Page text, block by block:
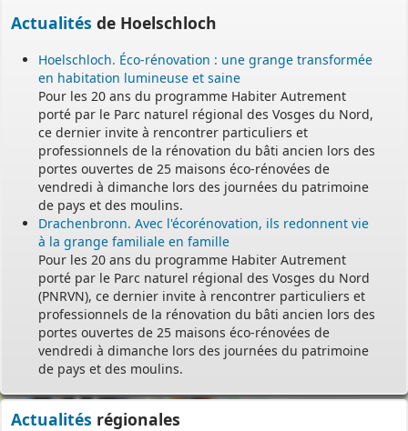
Actualités de Hoelschloch
Hoelschloch. Éco-rénovation : une grange transformée
en habitation lumineuse et saine
Pour les 20 ans du programme Habiter Autrement
porté par le Parc naturel régional des Vosges du Nord,
ce dernier invite à rencontrer particuliers et
professionnels de la rénovation du bâti ancien lors des
portes ouvertes de 25 maisons éco-rénovées de
vendredi à dimanche lors des journées du patrimoine
de pays et des moulins.
Drachenbronn. Avec l'écorénovation, ils redonnent vie
à la grange familiale en famille
Pour les 20 ans du programme Habiter Autrement
porté par le Parc naturel régional des Vosges du Nord
(PNRVN), ce dernier invite à rencontrer particuliers et
professionnels de la rénovation du bâti ancien lors des
portes ouvertes de 25 maisons éco-rénovées de
vendredi à dimanche lors des journées du patrimoine
de pays et des moulins.
Actualités régionales